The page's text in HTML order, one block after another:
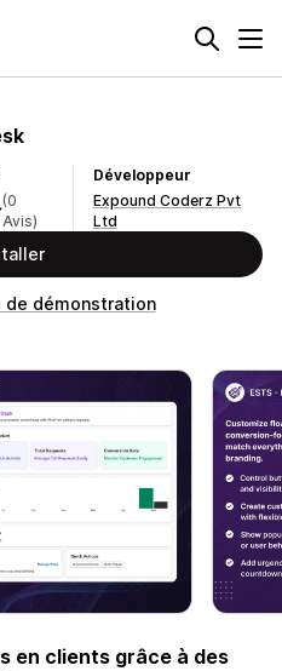
(0
Avis)
Développeur
Expound Coderz Pvt
Ltd
démonstration
en clients grâce à des